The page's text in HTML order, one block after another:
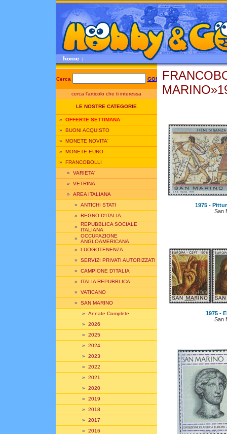
Cerca GO!
cerca l'articolo che ti interessa
LE NOSTRE CATEGORIE
» OFFERTE SETTIMANA
» BUONI ACQUISTO
» MONETE NOVITA'
» MONETE EURO
» FRANCOBOLLI
» VARIETA'
» VETRINA
» AREA ITALIANA
» ANTICHI STATI
» REGNO D'ITALIA
» REPUBBLICA SOCIALE
ITALIANA
» OCCUPAZIONE
ANGLOAMERICANA
» LUOGOTENENZA
» SERVIZI PRIVATI AUTORIZZATI
» CAMPIONE D'ITALIA
» ITALIA REPUBBLICA
» VATICANO
» SAN MARINO
» Annate Complete
» 2026
» 2025
» 2024
» 2023
» 2022
» 2021
» 2020
» 2019
» 2018
» 2017
» 2016
1975 -
San
1975 -
San